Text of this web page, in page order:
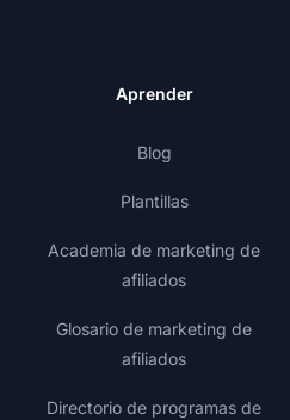
Aprender
Blog
Plantillas
Academia de marketing de
afiliados
Glosario de marketing de
afiliados
Directorio de programas de